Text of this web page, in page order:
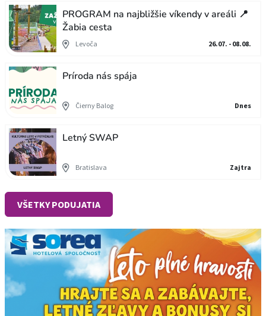
PROGRAM na najbližšie víkendy v areáli 📍
Žabia cesta
Levoča 26.07. - 08.08.
Príroda nás spája
Čierny Balog Dnes
Letný SWAP
Bratislava Zajtra
VŠETKY PODUJATIA